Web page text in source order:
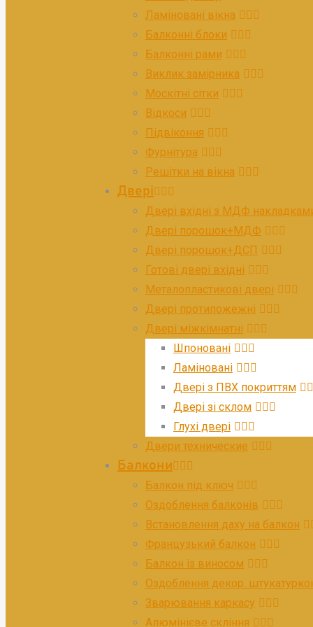
Ламіновані вікна
Балконні блоки
Балконні рами
Виклик замірника
Москітні сітки
Відкоси
Підвіконня
Фурнітура
Решітки на вікна
Двері
Двері вхідні з МДФ
Двері порошок+МДФ
Двері порошок+ДСП
Готові двері вхідні
Металопластикові двері
Двері протипожежні
Двері міжкімнатні
Шпоновані
Ламіновані
Двері з ПВХ покриттям
Двері зі склом
Глухі двері
Двери технические​
Балкони
Балкон під ключ
Оздоблення балконів
Встановлення даху на балкон
Французький балкон
Балкон із виносом
Оздоблення декор.
Зварювання каркасу
Алюмінієве скління